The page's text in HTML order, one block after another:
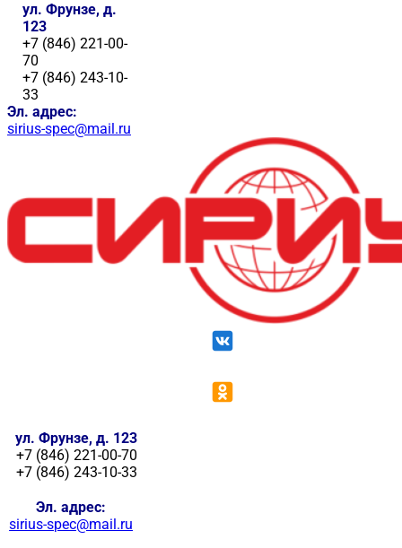
ул. Фрунзе, д.
123
+7 (846) 221-00-
70
+7 (846) 243-10-
33
Эл. адрес:
sirius-spec@mail.ru
ул. Фрунзе, д. 123
+7 (846) 221-00-70
+7 (846) 243-10-33
Эл. адрес:
sirius-spec@mail.ru